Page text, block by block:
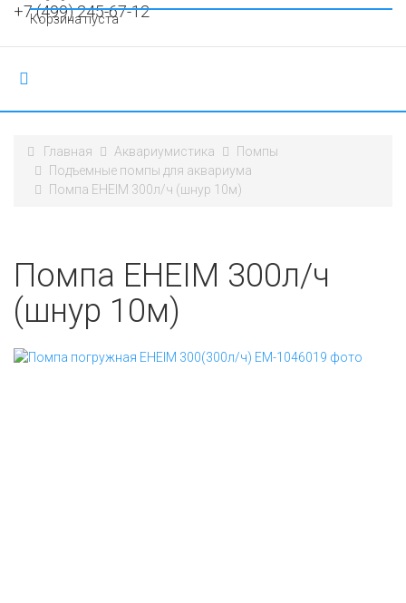
+7 (499) 245-67-12
Корзина пуста
Главная Аквариумистика
Помпы
Подъемные помпы для аквариума
Помпа EHEIM 300л/ч (шнур 10м)
Помпа EHEIM 300л/ч
(шнур 10м)